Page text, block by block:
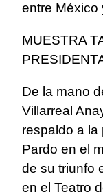
entre México
MUESTRA
De la mano
Villarreal
respaldo a la
Pardo en el
de su triunfo
en el Teatro